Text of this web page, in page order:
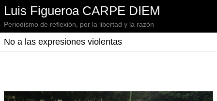
Luis Figueroa CARPE DIEM
Periodismo de reflexión, por la libertad y la razón
No a las expresiones violentas